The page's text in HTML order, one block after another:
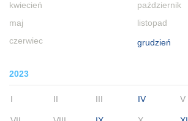
kwiecień
maj
czerwiec
październik
listopad
grudzień
2023
I II III IV V